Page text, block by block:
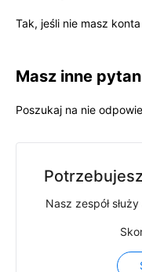
Tak, jeśli nie masz
Masz inne
Poszukaj na nie
Nasz zespół